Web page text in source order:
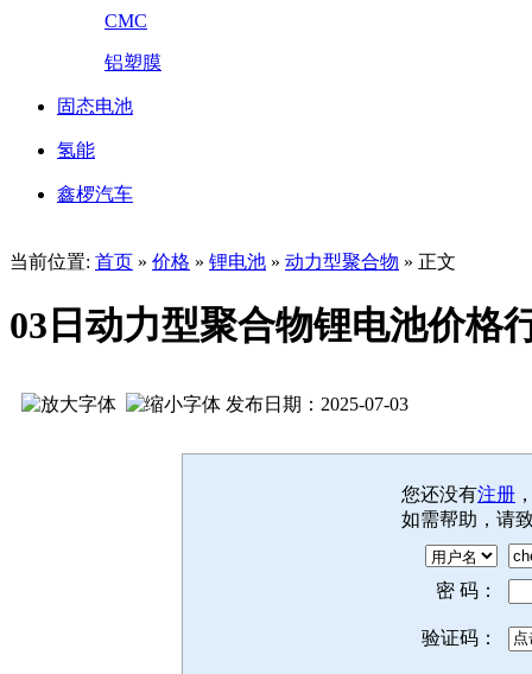
CMC
铝塑膜
固态电池
氢能
鑫椤汽车
当前位置: 首页 » 价格 » 锂电池 » 动力型聚合物 » 正文
03日动力型聚合物锂电池价格
发布日期：2025-07-03
您还没有注册
如需帮助，请
密 码：
验证码：